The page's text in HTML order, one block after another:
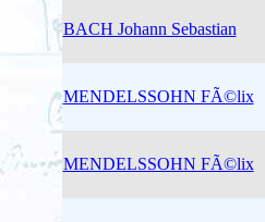
BACH Johann Sebastian
MENDELSSOHN FÃ©lix
MENDELSSOHN FÃ©lix